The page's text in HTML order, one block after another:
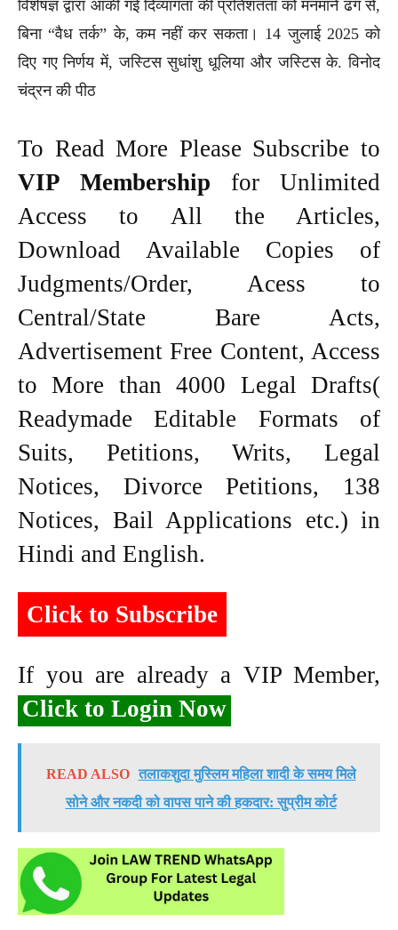
विशेषज्ञ द्वारा आंकी गई दिव्यांगता की प्रतिशतता को मनमाने ढंग से,
बिना “वैध तर्क” के, कम नहीं कर सकता। 14 जुलाई 2025 को
दिए गए निर्णय में, जस्टिस सुधांशु धूलिया और जस्टिस के. विनोद
चंद्रन की पीठ
To Read More Please Subscribe to
VIP Membership for Unlimited
Access to All the Articles,
Download Available Copies of
Judgments/Order, Acess to
Central/State Bare Acts,
Advertisement Free Content, Access
to More than 4000 Legal Drafts(
Readymade Editable Formats of
Suits, Petitions, Writs, Legal
Notices, Divorce Petitions, 138
Notices, Bail Applications etc.) in
Hindi and English.
Click to Subscribe
If you are already a VIP Member,
Click to Login Now
READ ALSO तलाकशुदा मुस्लिम महिला शादी के समय मिले
सोने और नकदी को वापस पाने की हकदार: सुप्रीम कोर्ट